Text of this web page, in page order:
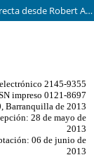
Aproximación a la interpretación de tutela correcta desde Robert Alexy: análisis de caso